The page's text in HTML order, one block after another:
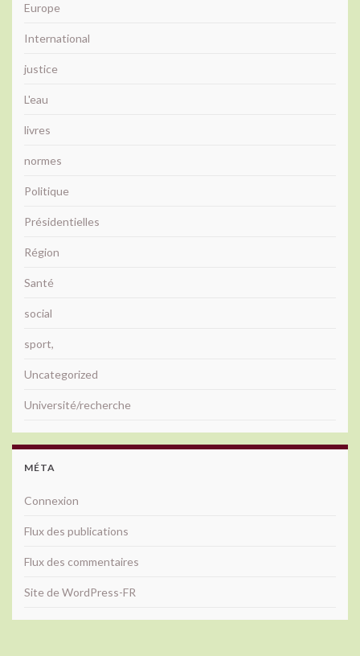
Europe
International
justice
L'eau
livres
normes
Politique
Présidentielles
Région
Santé
social
sport,
Uncategorized
Université/recherche
MÉTA
Connexion
Flux des publications
Flux des commentaires
Site de WordPress-FR